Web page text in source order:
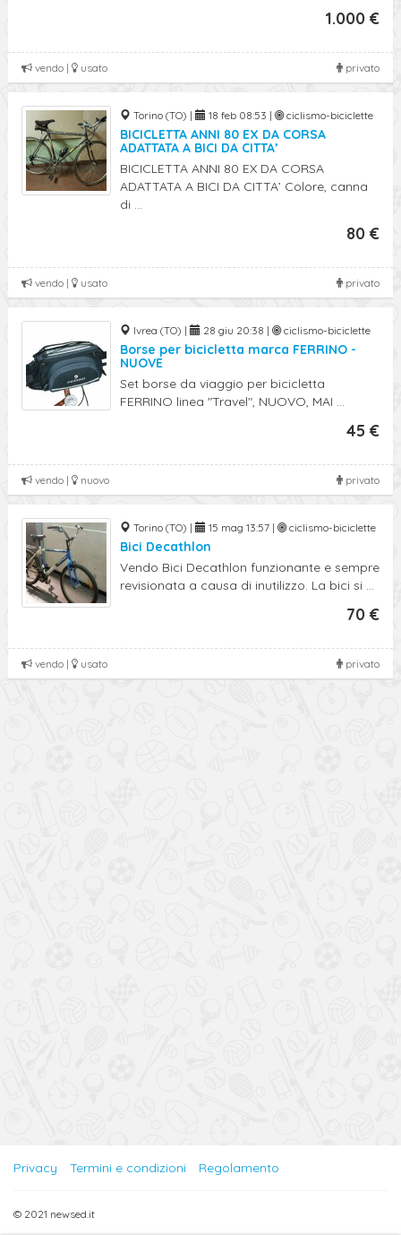
1.000 €
privato
vendo | usato
Torino (TO) | 18 feb 08:53 | ciclismo-biciclette
BICICLETTA ANNI 80 EX DA CORSA
ADATTATA A BICI DA CITTA’
BICICLETTA ANNI 80 EX DA CORSA
ADATTATA A BICI DA CITTA’ Colore, canna
di ...
80 €
privato
vendo | usato
Ivrea (TO) | 28 giu 20:38 | ciclismo-biciclette
Borse per bicicletta marca FERRINO -
NUOVE
Set borse da viaggio per bicicletta
FERRINO linea "Travel", NUOVO, MAI ...
45 €
privato
vendo | nuovo
Torino (TO) | 15 mag 13:57 | ciclismo-biciclette
Bici Decathlon
Vendo Bici Decathlon funzionante e sempre
revisionata a causa di inutilizzo. La bici si ...
70 €
privato
vendo | usato
Privacy Termini e condizioni Regolamento
© 2021 newsed.it